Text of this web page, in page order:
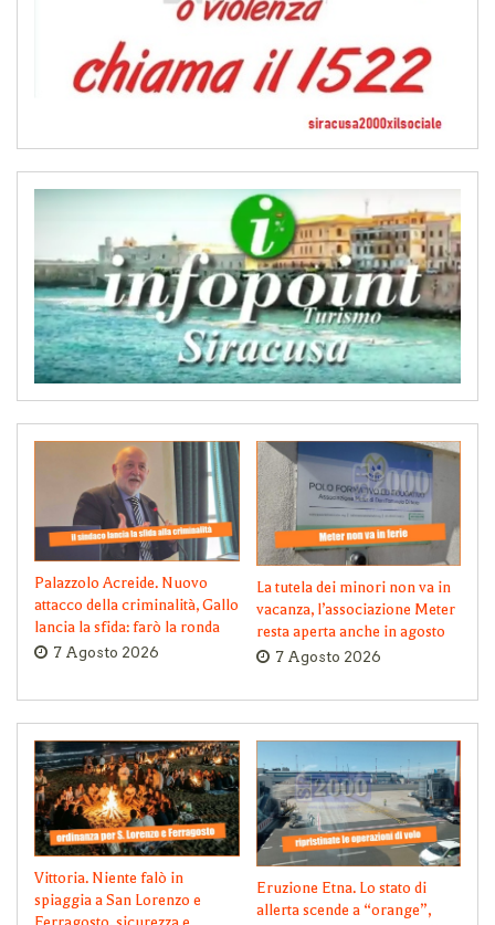
Palazzolo Acreide. Nuovo
attacco della criminalità, Gallo
lancia la sfida: farò la ronda
7 Agosto 2026
La tutela dei minori non va in
vacanza, l’associazione Meter
resta aperta anche in agosto
7 Agosto 2026
Vittoria. Niente falò in
spiaggia a San Lorenzo e
Eruzione Etna. Lo stato di
allerta scende a “orange”,